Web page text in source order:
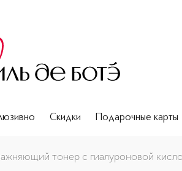
Скидки Подарочные карты
тонер с гиалуроновой